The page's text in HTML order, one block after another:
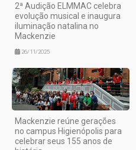
2ª Audição ELMMAC celebra
evolução musical e inaugura
iluminação natalina no
Mackenzie
26/11/2025
Mackenzie reúne gerações
no campus Higienópolis para
celebrar seus 155 anos de